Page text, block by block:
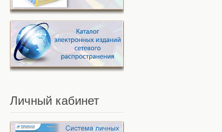
Личный кабинет